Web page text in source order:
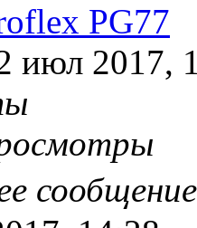
PG77
июл 2017,